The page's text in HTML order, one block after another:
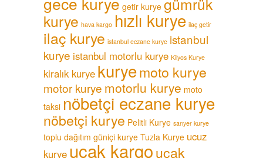
getir kurye
kurye hava kargo hızlı kurye ilaç getir
ilaç kurye istanbul eczane kurye istanbul
kurye istanbul motorlu kurye Kilyos Kurye
kiralık kurye kuryemoto kurye
motor kurye motorlu kurye moto
taksi nöbetçi eczane kurye
nöbetçi kurye Pelitli Kurye sarıyer kurye
toplu dağıtım güniçi kurye Tuzla Kurye ucuz
kurye uçak kargouçak